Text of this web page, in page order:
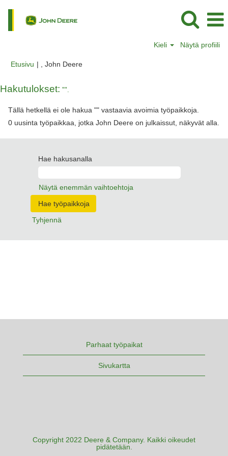
Kieli Näytä profiili
Etusivu | , John Deere(nykyinen
Hakutulokset: "".
Tällä hetkellä ei ole hakua "" vastaavia avoimia työpaikkoja.
0 uusinta työpaikkaa, jotka John Deere on julkaissut, näkyvät alla.
Hae hakusanalla
Näytä enemmän vaihtoehtoja
Tyhjennä
Parhaat työpaikat
Sivukartta
Copyright 2022 Deere & Company. Kaikki oikeudet
pidätetään.